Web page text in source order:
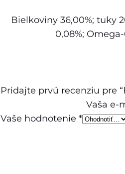
Bielkoviny 36,00%; tuky
0,08%;
Pridajte prvú recenziu pre
Vaša e-
Vaše hodnotenie *